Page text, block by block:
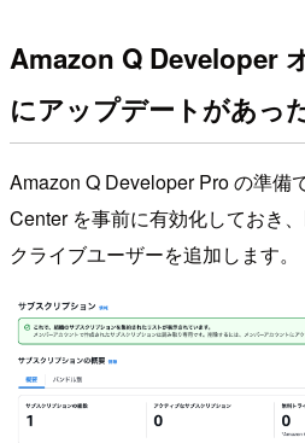
Amazon Q Developer
にアップデートがあっ
Amazon Q Developer Pro の準備
Center を事前に有効化しておき
クライブユーザーを追加します。